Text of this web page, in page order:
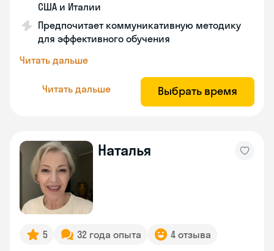
США и Италии
Предпочитает коммуникативную методику
для эффективного обучения
Читать дальше
Читать дальше Выбрать время
Наталья
5 32 года опыта 4 отзыва